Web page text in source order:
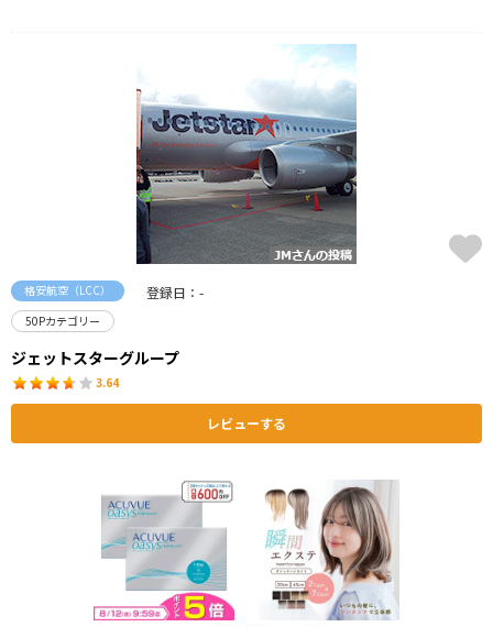
格安航空（LCC） 登録日：-
50Pカテゴリー
ジェットスターグループ
3.64
レビューする